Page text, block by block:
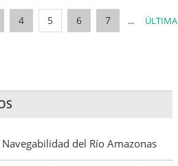
4 5 6 7 ... ÚLTIMA
del Río Amazonas